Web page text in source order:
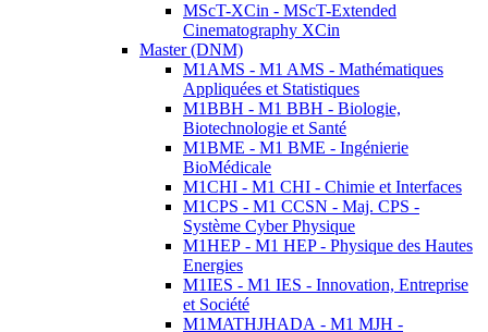
MScT-XCin - MScT-Extended
Cinematography XCin
Master (DNM)
M1AMS - M1 AMS - Mathématiques
Appliquées et Statistiques
M1BBH - M1 BBH - Biologie,
Biotechnologie et Santé
M1BME - M1 BME - Ingénierie
BioMédicale
M1CHI - M1 CHI - Chimie et Interfaces
M1CPS - M1 CCSN - Maj. CPS -
Système Cyber Physique
M1HEP - M1 HEP - Physique des Hautes
Energies
M1IES - M1 IES - Innovation, Entreprise
et Société
M1MATHJHADA - M1 MJH -